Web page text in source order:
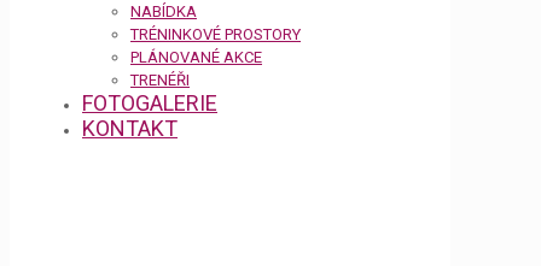
NABÍDKA
TRÉNINKOVÉ PROSTORY
PLÁNOVANÉ AKCE
TRENÉŘI
FOTOGALERIE
KONTAKT